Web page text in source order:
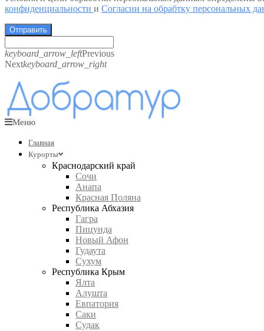
конфиденциальности и Согласии на обрабтку персональных
Отправить
keyboard_arrow_leftPrevious
Nextkeyboard_arrow_right
Меню
Главная
Курорты
Краснодарский край
Сочи
Анапа
Красная Поляна
Республика Абхазия
Гагра
Пицунда
Новый Афон
Гудаута
Сухум
Республика Крым
Ялта
Алушта
Евпатория
Саки
Судак